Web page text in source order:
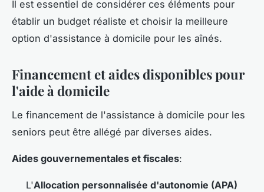
Il est essentiel de considérer ces éléments pour
établir un budget réaliste et choisir la meilleure
option d'assistance à domicile pour les aînés.
Financement et aides disponibles pour
l'aide à domicile
Le financement de l'assistance à domicile pour les
seniors peut être allégé par diverses aides.
Aides gouvernementales et fiscales:
L'Allocation personnalisée d'autonomie (APA)